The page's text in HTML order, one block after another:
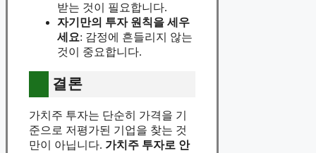
받는 것이 필요합니다.
자기만의 투자 원칙을 세우
세요: 감정에 흔들리지 않는
것이 중요합니다.
결론
가치주 투자는 단순히 가격을 기
준으로 저평가된 기업을 찾는 것
만이 아닙니다. 가치주 투자로 안